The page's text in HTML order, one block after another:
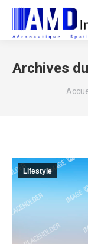
Archives
Lifestyle